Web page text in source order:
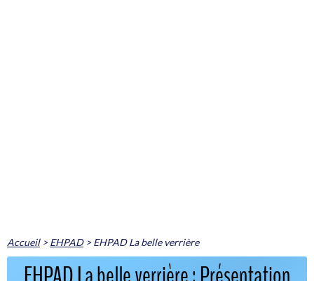
Accueil>EHPAD>EHPAD La belle verrière